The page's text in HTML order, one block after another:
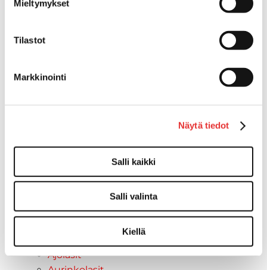
Mieltymykset
Tilastot
Markkinointi
Näytä tiedot
Salli kaikki
Salli valinta
Kiellä
Piha ja puutarha
STIGA robottileikkurit
STIGA pienkoneet
STIGA lumilingot
Paidat
Ajolasit